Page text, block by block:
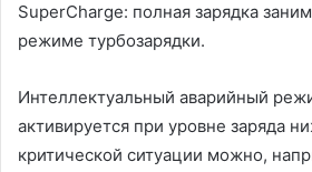
SuperCharge: полная зарядка
режиме турбозарядки.
Интеллектуальный аварийный
активируется при уровне заряда
критической ситуации можно,